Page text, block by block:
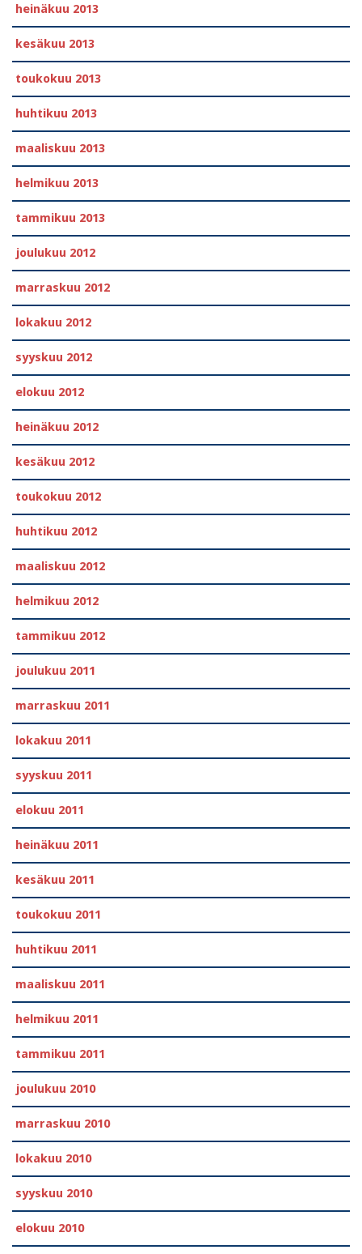
heinäkuu 2013
kesäkuu 2013
toukokuu 2013
huhtikuu 2013
maaliskuu 2013
helmikuu 2013
tammikuu 2013
joulukuu 2012
marraskuu 2012
lokakuu 2012
syyskuu 2012
elokuu 2012
heinäkuu 2012
kesäkuu 2012
toukokuu 2012
huhtikuu 2012
maaliskuu 2012
helmikuu 2012
tammikuu 2012
joulukuu 2011
marraskuu 2011
lokakuu 2011
syyskuu 2011
elokuu 2011
heinäkuu 2011
kesäkuu 2011
toukokuu 2011
huhtikuu 2011
maaliskuu 2011
helmikuu 2011
tammikuu 2011
joulukuu 2010
marraskuu 2010
lokakuu 2010
syyskuu 2010
elokuu 2010